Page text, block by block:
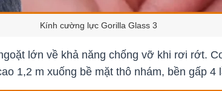
Kính cường lực Gorilla Glass 3
lớn về khả năng chống vỡ khi rơi rớt.
1,2 m xuống bề mặt thô nhám, bền gấp